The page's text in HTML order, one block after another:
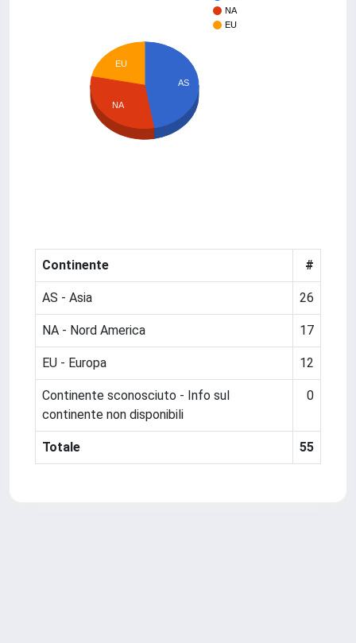
NA
EU
AS
EU
NA
Continente #
AS - Asia 26
NA - Nord America 17
EU - Europa 12
Continente sconosciuto - Info sul
continente non disponibili
0
Totale 55